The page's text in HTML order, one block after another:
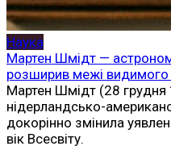
Наука
Мартен Шмідт —
розширив межі видимого
Мартен Шмідт (28
нідерландсько-
докорінно змінила
вік Всесвіту.